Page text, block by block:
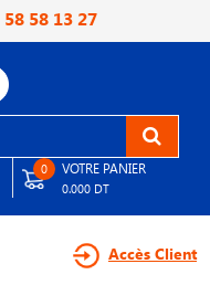
58 58 13 27
0 VOTRE PANIER
0.000 DT
Accès Client